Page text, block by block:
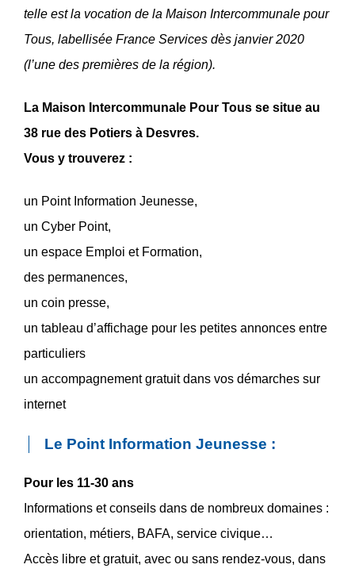
telle est la vocation de la Maison Intercommunale pour
Tous, labellisée France Services dès janvier 2020
(l’une des premières de la région).
La Maison Intercommunale Pour Tous se situe au
38 rue des Potiers à Desvres.
Vous y trouverez :
un Point Information Jeunesse,
un Cyber Point,
un espace Emploi et Formation,
des permanences,
un coin presse,
un tableau d’affichage pour les petites annonces entre
particuliers
un accompagnement gratuit dans vos démarches sur
internet
Le Point Information Jeunesse :
Pour les 11-30 ans
Informations et conseils dans de nombreux domaines :
orientation, métiers, BAFA, service civique…
Accès libre et gratuit, avec ou sans rendez-vous, dans